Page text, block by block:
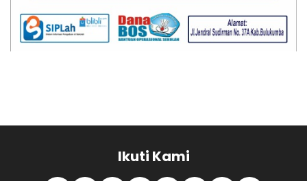
Ikuti Kami